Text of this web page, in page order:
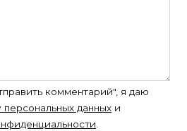
комментарий", я даю
персональных данных и
.